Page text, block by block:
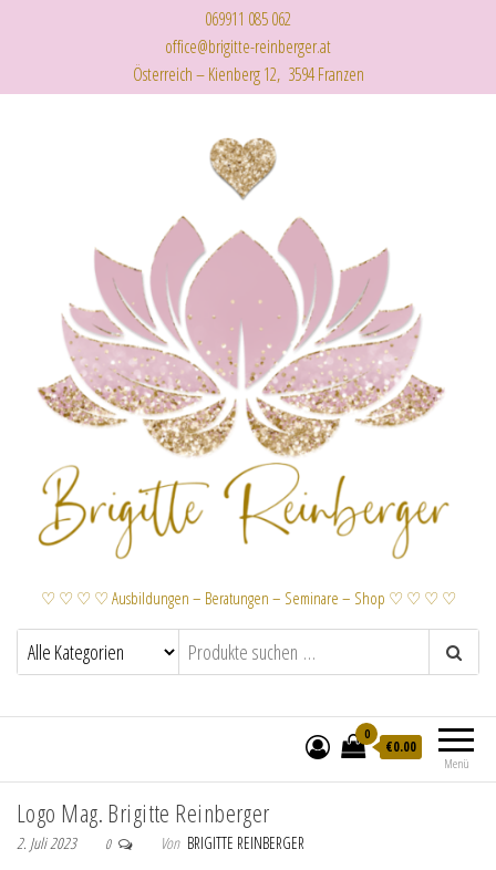
069911 085 062
office@brigitte-reinberger.at
Österreich – Kienberg 12, 3594 Franzen
♡ ♡ ♡ ♡ Ausbildungen – Beratungen – Seminare – Shop ♡ ♡ ♡ ♡
Menü
0
€0.00
Logo Mag. Brigitte Reinberger
2. Juli 2023 0 Von BRIGITTE REINBERGER